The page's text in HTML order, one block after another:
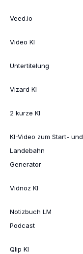
Veed.io
Video KI
Untertitelung
Vizard KI
2 kurze KI
KI-Video zum Start- und
Landebahn
Generator
Vidnoz KI
Notizbuch LM
Podcast
Qlip KI